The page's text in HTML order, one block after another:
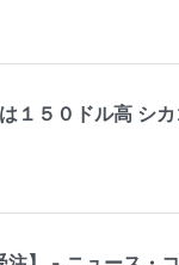
１５０ドル高 シ